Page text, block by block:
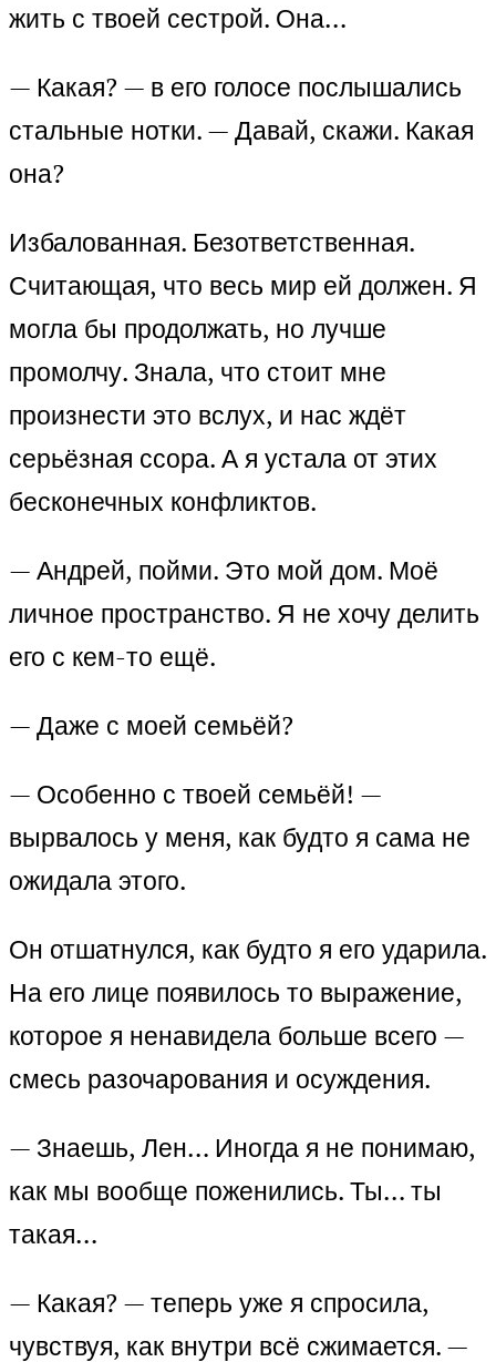
жить с твоей сестрой. Она…
— Какая? — в его голосе послышались
стальные нотки. — Давай, скажи. Какая
она?
Избалованная. Безответственная.
Считающая, что весь мир ей должен. Я
могла бы продолжать, но лучше
промолчу. Знала, что стоит мне
произнести это вслух, и нас ждёт
серьёзная ссора. А я устала от этих
бесконечных конфликтов.
— Андрей, пойми. Это мой дом. Моё
личное пространство. Я не хочу делить
его с кем-то ещё.
— Даже с моей семьёй?
— Особенно с твоей семьёй! —
вырвалось у меня, как будто я сама не
ожидала этого.
Он отшатнулся, как будто я его ударила.
На его лице появилось то выражение,
которое я ненавидела больше всего —
смесь разочарования и осуждения.
— Знаешь, Лен… Иногда я не понимаю,
как мы вообще поженились. Ты… ты
такая…
— Какая? — теперь уже я спросила,
чувствуя, как внутри всё сжимается. —